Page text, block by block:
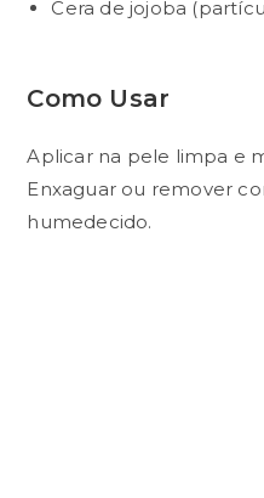
Cera de jojoba
Como Usar
Aplicar na pele limpa e
Enxaguar ou remover
humedecido.